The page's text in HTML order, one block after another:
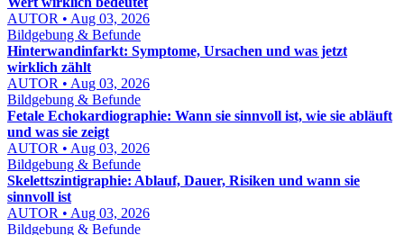
AUTOR • Aug 03, 2026
Bildgebung & Befunde
Hinterwandinfarkt: Symptome, Ursachen und was jetzt
wirklich zählt
AUTOR • Aug 03, 2026
Bildgebung & Befunde
Fetale Echokardiographie: Wann sie sinnvoll ist, wie sie abläuft
und was sie zeigt
AUTOR • Aug 03, 2026
Bildgebung & Befunde
Skelettszintigraphie: Ablauf, Dauer, Risiken und wann sie
sinnvoll ist
AUTOR • Aug 03, 2026
Bildgebung & Befunde